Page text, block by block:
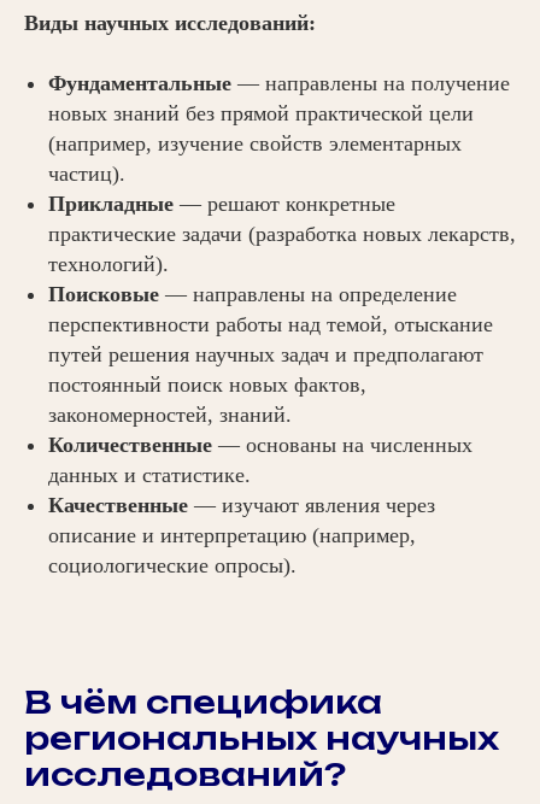
Виды научных исследований:
Фундаментальные — направлены на получение
новых знаний без прямой практической цели
(например, изучение свойств элементарных
частиц).
Прикладные — решают конкретные
практические задачи (разработка новых лекарств,
технологий).
Поисковые — направлены на определение
перспективности работы над темой, отыскание
путей решения научных задач и предполагают
постоянный поиск новых фактов,
закономерностей, знаний.
Количественные — основаны на численных
данных и статистике.
Качественные — изучают явления через
описание и интерпретацию (например,
социологические опросы).
В чём специфика
региональных научных
исследований?